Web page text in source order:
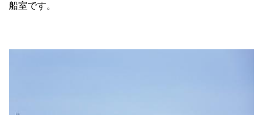
船室です。